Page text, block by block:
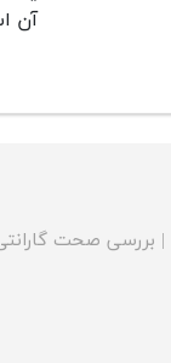
آن
| بررسی صحت